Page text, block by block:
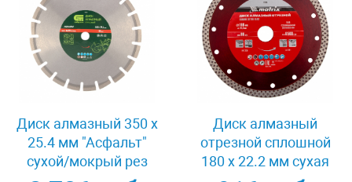
Диск алмазный 350 х
25.4 мм "Асфальт"
сухой/мокрый рез
Диск алмазный
отрезной сплошной
180 х 22.2 мм сухая